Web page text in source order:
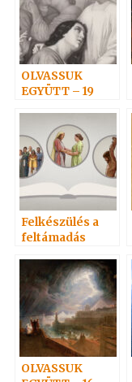
OLVASSUK
EGYÜTT – 19
Felkészülés a
feltámadás
Adai közlemény
OLVASSUK